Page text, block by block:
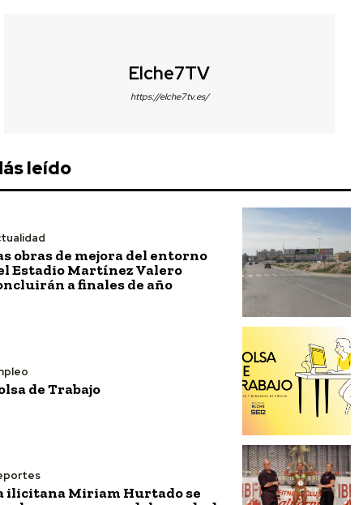
Elche7TV
https://elche7tv.es/
leído
obras de mejora del entorno
Estadio Martínez Valero
a finales de año
de Trabajo
ilicitana Miriam Hurtado se